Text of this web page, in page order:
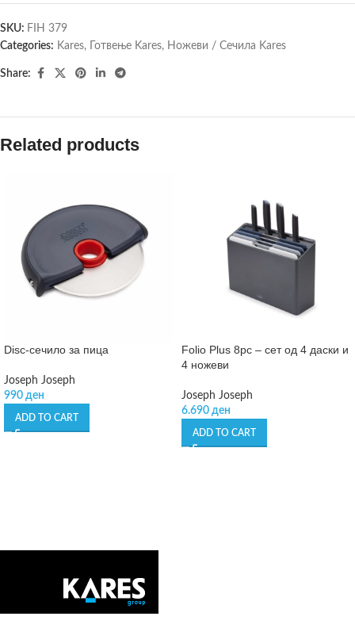
SKU: FIH 379
Categories: Kares, Готвење Kares, Ножеви / Сечила Kares
Share:
Related products
Disc-сечило за пица
Joseph Joseph
990 ден
ADD TO CART
Folio Plus 8pc – сет од 4 даски и
4 ножеви
Joseph Joseph
6.690 ден
ADD TO CART